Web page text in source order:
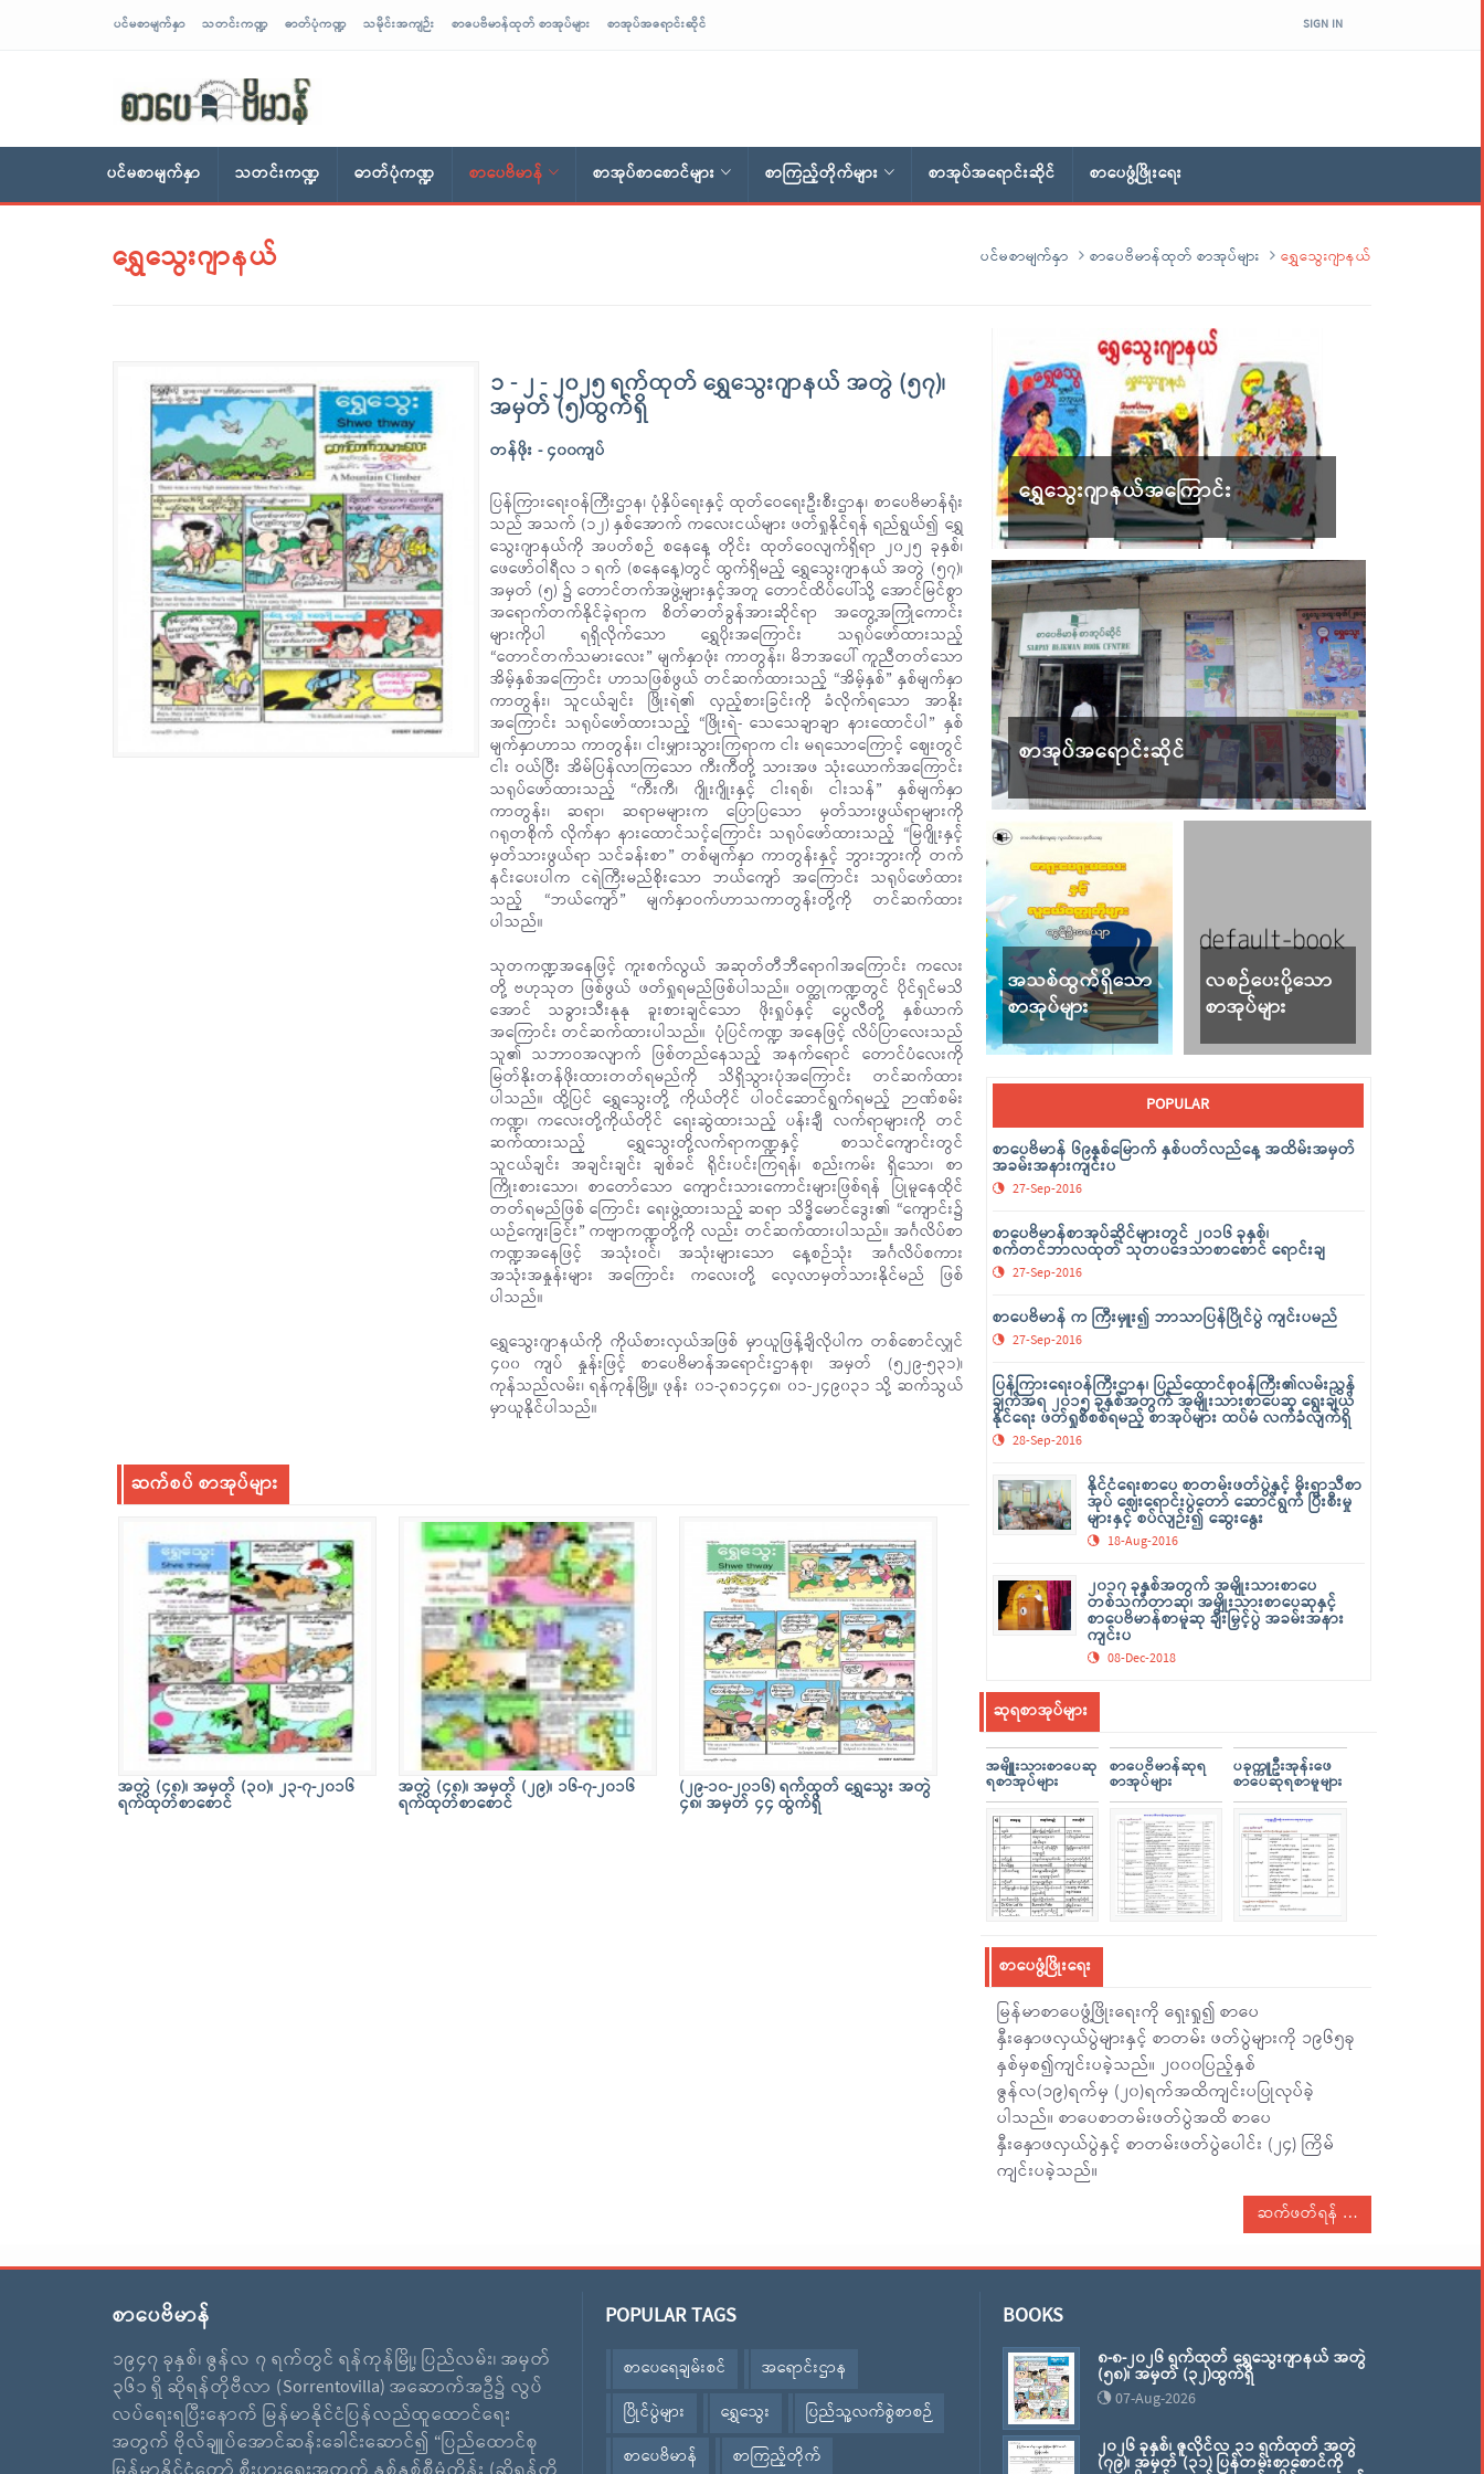
ပင်မစာမျက်နှာ သတင်းကဏ္ဍ ဓာတ်ပုံကဏ္ဍ သမိုင်းအကျဉ်း စာပေဗိမာန်ထုတ် စာအုပ်များ စာအုပ်အရောင်းဆိုင် SIGN IN
ပင်မစာမျက်နှာ သတင်းကဏ္ဍ ဓာတ်ပုံကဏ္ဍ စာပေဗိမာန် စာအုပ်စာစောင်များ စာကြည့်တိုက်များ စာအုပ်အရောင်းဆိုင် စာပေဖွံ့ဖြိုးရေး
ရွှေသွေးဂျာနယ် ပင်မစာမျက်နှာ စာပေဗိမာန်ထုတ် စာအုပ်များ ရွှေသွေးဂျာနယ်
၁ - ၂ - ၂၀၂၅ ရက်ထုတ် ရွှေသွေးဂျာနယ် အတွဲ (၅၇)၊
အမှတ် (၅)ထွက်ရှိ
တန်ဖိုး - ၄၀၀ကျပ်
ပြန်ကြားရေးဝန်ကြီးဌာန၊ ပုံနှိပ်ရေးနှင့် ထုတ်ဝေရေးဦးစီးဌာန၊ စာပေဗိမာန်ရုံး
သည် အသက် (၁၂) နှစ်အောက် ကလေးငယ်များ ဖတ်ရှုနိုင်ရန် ရည်ရွယ်၍ ရွှေ
သွေးဂျာနယ်ကို အပတ်စဉ် စနေနေ့ တိုင်း ထုတ်ဝေလျက်ရှိရာ ၂၀၂၅ ခုနှစ်၊
ဖေဖော်ဝါရီလ ၁ ရက် (စနေနေ့)တွင် ထွက်ရှိမည့် ရွှေသွေးဂျာနယ် အတွဲ (၅၇)၊
အမှတ် (၅) ၌ တောင်တက်အဖွဲ့များနှင့်အတူ တောင်ထိပ်ပေါ်သို့ အောင်မြင်စွာ
အရောက်တက်နိုင်ခဲ့ရာက စိတ်ဓာတ်ခွန်အားဆိုင်ရာ အတွေ့အကြုံကောင်း
များကိုပါ ရရှိလိုက်သော ရွှေပိုးအကြောင်း သရုပ်ဖော်ထားသည့်
“တောင်တက်သမားလေး” မျက်နှာဖုံး ကာတွန်း၊ မိဘအပေါ် ကူညီတတ်သော
အိမ့်နှစ်အကြောင်း ဟာသဖြစ်ဖွယ် တင်ဆက်ထားသည့် “အိမ့်နှစ်” နှစ်မျက်နှာ
ကာတွန်း၊ သူငယ်ချင်း ဖြိုးရဲ၏ လှည့်စားခြင်းကို ခံလိုက်ရသော အာနိုး
အကြောင်း သရုပ်ဖော်ထားသည့် “ဖြိုးရဲ- သေသေချာချာ နားထောင်ပါ” နှစ်
မျက်နှာဟာသ ကာတွန်း၊ ငါးမျှားသွားကြရာက ငါး မရသောကြောင့် စျေးတွင်
ငါး ဝယ်ပြီး အိမ်ပြန်လာကြသော ကီးကီတို့ သားအဖ သုံးယောက်အကြောင်း
သရုပ်ဖော်ထားသည့် “ကီးကီ၊ ဂျိုးဂျိုးနှင့် ငါးရစ်၊ ငါးသန်” နှစ်မျက်နှာ
ကာတွန်း၊ ဆရာ၊ ဆရာမများက ပြောပြသော မှတ်သားဖွယ်ရာများကို
ဂရုတစိုက် လိုက်နာ နားထောင်သင့်ကြောင်း သရုပ်ဖော်ထားသည့် “မြဂျိုးနှင့်
မှတ်သားဖွယ်ရာ သင်ခန်းစာ” တစ်မျက်နှာ ကာတွန်းနှင့် ဘွားဘွားကို တက်
နင်းပေးပါက ငရဲကြီးမည်စိုးသော ဘယ်ကျော် အကြောင်း သရုပ်ဖော်ထား
သည့် “ဘယ်ကျော်” မျက်နှာဝက်ဟာသကာတွန်းတို့ကို တင်ဆက်ထား
ပါသည်။
သုတကဏ္ဍအနေဖြင့် ကူးစက်လွယ် အဆုတ်တီဘီရောဂါအကြောင်း ကလေး
တို့ ဗဟုသုတ ဖြစ်ဖွယ် ဖတ်ရှုရမည်ဖြစ်ပါသည်။ ဝတ္ထုကဏ္ဍတွင် ပိုင်ရှင်မသိ
အောင် သခွားသီးနုနု ခူးစားချင်သော ဖိုးရှုပ်နှင့် ပွေလီတို့ နှစ်ယာက်
အကြောင်း တင်ဆက်ထားပါသည်။ ပုံပြင်ကဏ္ဍ အနေဖြင့် လိပ်ပြာလေးသည်
သူ၏ သဘာဝအလျာက် ဖြစ်တည်နေသည့် အနက်ရောင် တောင်ပံလေးကို
မြတ်နိုးတန်ဖိုးထားတတ်ရမည်ကို သိရှိသွားပုံအကြောင်း တင်ဆက်ထား
ပါသည်။ ထို့ပြင် ရွှေသွေးတို့ ကိုယ်တိုင် ပါဝင်ဆောင်ရွက်ရမည့် ဉာဏ်စမ်း
ကဏ္ဍ၊ ကလေးတို့ကိုယ်တိုင် ရေးဆွဲထားသည့် ပန်းချီ လက်ရာများကို တင်
ဆက်ထားသည့် ရွှေသွေးတို့လက်ရာကဏ္ဍနှင့် စာသင်ကျောင်းတွင်
သူငယ်ချင်း အချင်းချင်း ချစ်ခင် ရိုင်းပင်းကြရန်၊ စည်းကမ်း ရှိသော၊ စာ
ကြိုးစားသော၊ စာတော်သော ကျောင်းသားကောင်းများဖြစ်ရန် ပြုမူနေထိုင်
တတ်ရမည်ဖြစ် ကြောင်း ရေးဖွဲ့ထားသည့် ဆရာ သိဒ္ဓိမောင်ဒွေး၏ “ကျောင်း၌
ယဉ်ကျေးခြင်း” ကဗျာကဏ္ဍတို့ကို လည်း တင်ဆက်ထားပါသည်။ အင်္ဂလိပ်စာ
ကဏ္ဍအနေဖြင့် အသုံးဝင်၊ အသုံးများသော နေ့စဉ်သုံး အင်္ဂလိပ်စကား
အသုံးအနှုန်းများ အကြောင်း ကလေးတို့ လေ့လာမှတ်သားနိုင်မည် ဖြစ်
ပါသည်။
ရွှေသွေးဂျာနယ်ကို ကိုယ်စားလှယ်အဖြစ် မှာယူဖြန့်ချိလိုပါက တစ်စောင်လျှင်
၄၀၀ ကျပ် နှုန်းဖြင့် စာပေဗိမာန်အရောင်းဌာနစု၊ အမှတ် (၅၂၉-၅၃၁)၊
ကုန်သည်လမ်း၊ ရန်ကုန်မြို့။ ဖုန်း ၀၁-၃၈၁၄၄၈၊ ၀၁-၂၄၉၀၃၁ သို့ ဆက်သွယ်
မှာယူနိုင်ပါသည်။
ဆက်စပ် စာအုပ်များ
အတွဲ (၄၈)၊ အမှတ် (၃၀)၊ ၂၃-၇-၂၀၁၆
ရက်ထုတ်စာစောင်
အတွဲ (၄၈)၊ အမှတ် (၂၉)၊ ၁၆-၇-၂၀၁၆
ရက်ထုတ်စာစောင်
(၂၉-၁၀-၂၀၁၆) ရက်ထုတ် ရွှေသွေး အတွဲ
၄၈၊ အမှတ် ၄၄ ထွက်ရှိ
ရွှေသွေးဂျာနယ်အကြောင်း
စာအုပ်အရောင်းဆိုင်
အသစ်ထွက်ရှိသော
စာအုပ်များ
လစဉ်ပေးပို့သော
စာအုပ်များ
POPULAR
စာပေဗိမာန် ၆၉နှစ်မြောက် နှစ်ပတ်လည်နေ့ အထိမ်းအမှတ်
အခမ်းအနားကျင်းပ
27-Sep-2016
စာပေဗိမာန်စာအုပ်ဆိုင်များတွင် ၂၀၁၆ ခုနှစ်၊
စက်တင်ဘာလထုတ် သုတပဒေသာစာစောင် ရောင်းချ
27-Sep-2016
စာပေဗိမာန် က ကြီးမှူး၍ ဘာသာပြန်ပြိုင်ပွဲ ကျင်းပမည်
27-Sep-2016
ပြန်ကြားရေးဝန်ကြီးဌာန၊ ပြည်ထောင်စုဝန်ကြီး၏လမ်းညွှန်
ချက်အရ ၂၀၁၅ ခုနှစ်အတွက် အမျိုးသားစာပေဆု ရွေးချယ်
နိုင်ရေး ဖတ်ရှုစိစစ်ရမည့် စာအုပ်များ ထပ်မံ လက်ခံလျက်ရှိ
28-Sep-2016
နိုင်ငံရေးစာပေ စာတမ်းဖတ်ပွဲနှင့် မိုးရာသီစာ
အုပ် ဈေးရောင်းပွဲတော် ဆောင်ရွက် ပြီးစီးမှု
များနှင့် စပ်လျဉ်း၍ ဆွေးနွေး
18-Aug-2016
၂၀၁၇ ခုနှစ်အတွက် အမျိုးသားစာပေ
တစ်သက်တာဆု၊ အမျိုးသားစာပေဆုနှင့်
စာပေဗိမာန်စာမူဆု ချီးမြှင့်ပွဲ အခမ်းအနား
ကျင်းပ
08-Dec-2018
ဆုရစာအုပ်များ
အမျိူးသားစာပေဆု
ရစာအုပ်များ
စာပေဗိမာန်ဆုရ
စာအုပ်များ
ပခုက္ကူဦးအုန်းဖေ
စာပေဆုရစာမူများ
စာပေဖွံ့ဖြိုးရေး
မြန်မာစာပေဖွံ့ဖြိုးရေးကို ရှေးရှု၍ စာပေ
နှီးနှောဖလှယ်ပွဲများနှင့် စာတမ်း ဖတ်ပွဲများကို ၁၉၆၅ခု
နှစ်မှစ၍ကျင်းပခဲ့သည်။ ၂၀၀၀ပြည့်နှစ်
ဇွန်လ(၁၉)ရက်မှ (၂၀)ရက်အထိကျင်းပပြုလုပ်ခဲ့
ပါသည်။ စာပေစာတမ်းဖတ်ပွဲအထိ စာပေ
နှီးနှောဖလှယ်ပွဲနှင့် စာတမ်းဖတ်ပွဲပေါင်း (၂၄) ကြိမ်
ကျင်းပခဲ့သည်။
ဆက်ဖတ်ရန်
စာပေဗိမာန်
၁၉၄၇ ခုနှစ်၊ ဇွန်လ ၇ ရက်တွင် ရန်ကုန်မြို့၊ ပြည်လမ်း၊ အမှတ်
၃၆၁ ရှိ ဆိုရန်တိုဗီလာ (Sorrentovilla) အဆောက်အဦ၌ လွပ်
လပ်ရေးရပြီးနောက် မြန်မာနိုင်ငံပြန်လည်ထူထောင်ရေး
အတွက် ဗိုလ်ချူပ်အောင်ဆန်းခေါင်းဆောင်၍ “ပြည်ထောင်စု
POPULAR TAGS
စာပေရေချမ်းစင်
အရောင်းဌာန
ပြိုင်ပွဲများ
ရွှေသွေး
ပြည်သူ့လက်စွဲစာစဉ်
စာပေဗိမာန်
စာကြည့်တိုက်
BOOKS
၈-၈-၂၀၂၆ ရက်ထုတ် ရွှေသွေးဂျာနယ် အတွဲ
(၅၈)၊ အမှတ် (၃၂)ထွက်ရှိ
07-Aug-2026
၂၀၂၆ ခုနှစ်၊ ဇူလိုင်လ ၃၁ ရက်ထုတ် အတွဲ
(၇၉)၊ အမှတ် (၃၁) ပြန်တမ်းစာစောင်ကို